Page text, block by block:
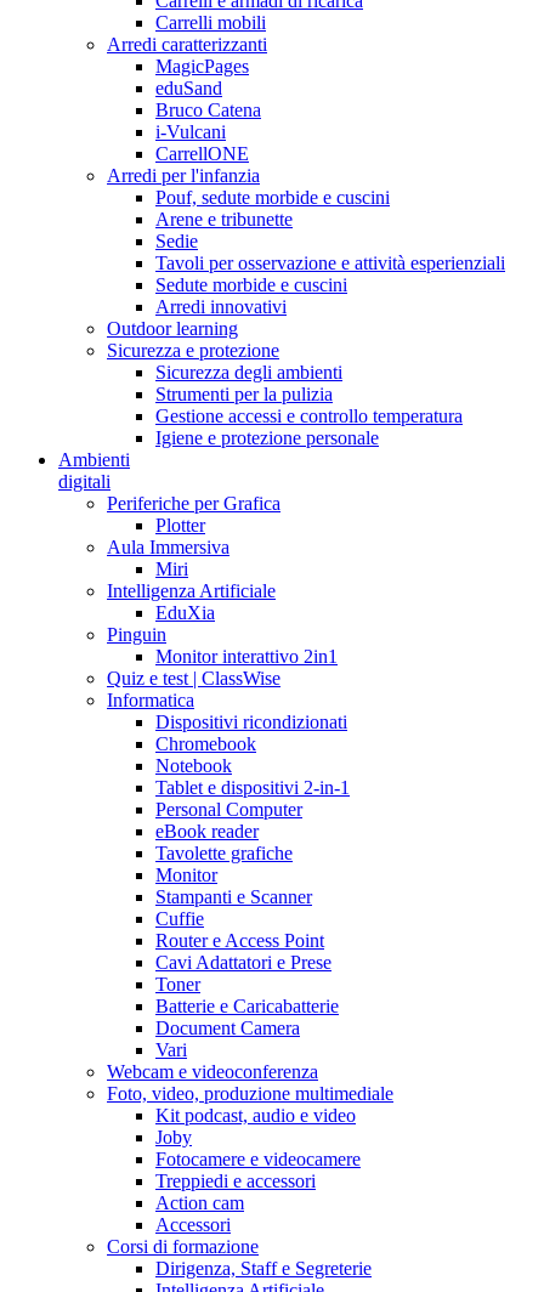
Carrelli mobili
Arredi caratterizzanti
MagicPages
eduSand
Bruco Catena
i-Vulcani
CarrellONE
Arredi per l'infanzia
Pouf, sedute morbide e cuscini
Arene e tribunette
Sedie
Tavoli per osservazione e attività esperienziali
Sedute morbide e cuscini
Arredi innovativi
Outdoor learning
Sicurezza e protezione
Sicurezza degli ambienti
Strumenti per la pulizia
Gestione accessi e controllo temperatura
Igiene e protezione personale
Ambienti
digitali
Periferiche per Grafica
Plotter
Aula Immersiva
Miri
Intelligenza Artificiale
EduXia
Pinguin
Monitor interattivo 2in1
Quiz e test | ClassWise
Informatica
Dispositivi ricondizionati
Chromebook
Notebook
Tablet e dispositivi 2-in-1
Personal Computer
eBook reader
Tavolette grafiche
Monitor
Stampanti e Scanner
Cuffie
Router e Access Point
Cavi Adattatori e Prese
Toner
Batterie e Caricabatterie
Document Camera
Vari
Webcam e videoconferenza
Foto, video, produzione multimediale
Kit podcast, audio e video
Joby
Fotocamere e videocamere
Treppiedi e accessori
Action cam
Accessori
Corsi di formazione
Dirigenza, Staff e Segreterie